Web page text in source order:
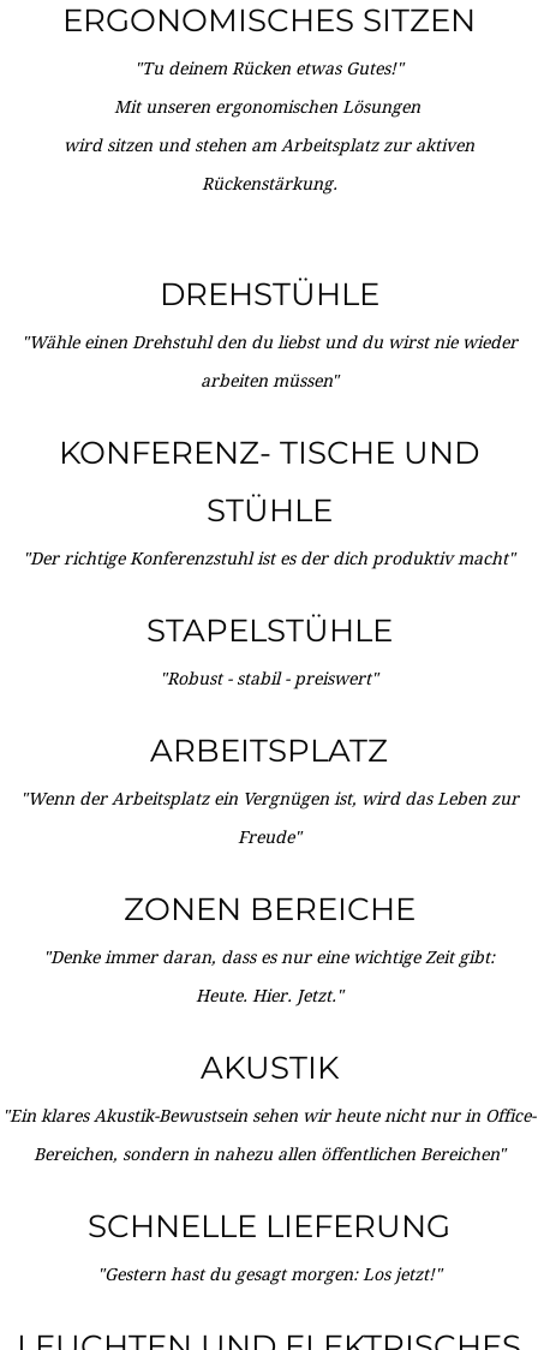
ERGONOMISCHES SITZEN
"Tu deinem Rücken etwas Gutes!"
Mit unseren ergonomischen Lösungen
wird sitzen und stehen am Arbeitsplatz zur aktiven
Rückenstärkung.
DREHSTÜHLE
"Wähle einen Drehstuhl den du liebst und du wirst nie wieder
arbeiten müssen"
KONFERENZ- TISCHE UND
STÜHLE
"Der richtige Konferenzstuhl ist es der dich produktiv macht"
STAPELSTÜHLE
"Robust - stabil - preiswert"
ARBEITSPLATZ
"Wenn der Arbeitsplatz ein Vergnügen ist, wird das Leben zur
Freude"
ZONEN BEREICHE
"Denke immer daran, dass es nur eine wichtige Zeit gibt:
Heute. Hier. Jetzt."
AKUSTIK
"Ein klares Akustik-Bewustsein sehen wir heute nicht nur in Office-
Bereichen, sondern in nahezu allen öffentlichen Bereichen"
SCHNELLE LIEFERUNG
"Gestern hast du gesagt morgen: Los jetzt!"